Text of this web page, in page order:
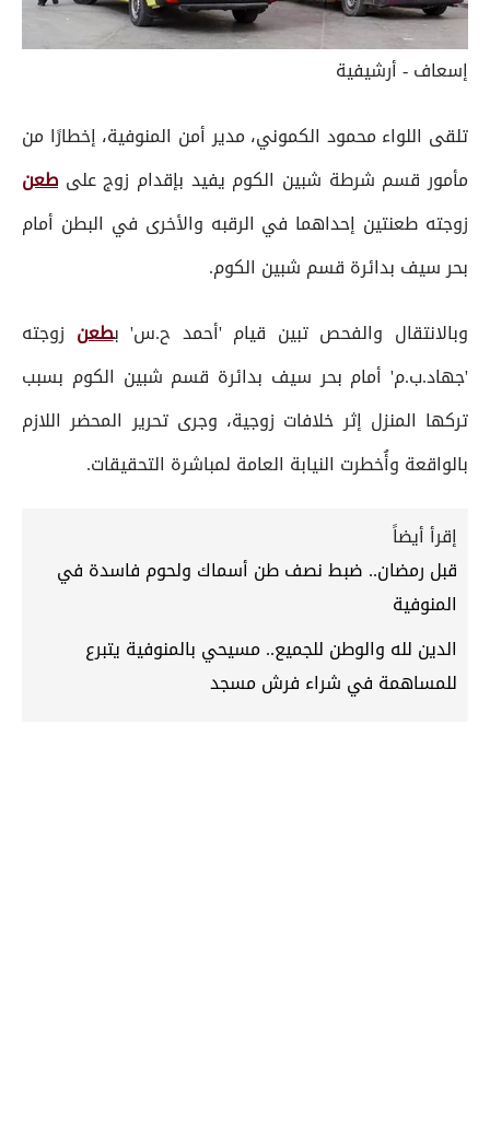
إسعاف - أرشيفية
تلقى اللواء محمود الكموني، مدير أمن المنوفية، إخطارًا من
مأمور قسم شرطة شبين الكوم يفيد بإقدام زوج على طعن
زوجته طعنتين إحداهما في الرقبه والأخرى في البطن أمام
بحر سيف بدائرة قسم شبين الكوم.
وبالانتقال والفحص تبين قيام 'أحمد ح.س' بطعن زوجته
'جهاد.ب.م' أمام بحر سيف بدائرة قسم شبين الكوم بسبب
تركها المنزل إثر خلافات زوجية، وجرى تحرير المحضر اللازم
بالواقعة وأُخطرت النيابة العامة لمباشرة التحقيقات.
إقرأ أيضاً
قبل رمضان.. ضبط نصف طن أسماك ولحوم فاسدة في
المنوفية
الدين لله والوطن للجميع.. مسيحي بالمنوفية يتبرع
للمساهمة في شراء فرش مسجد